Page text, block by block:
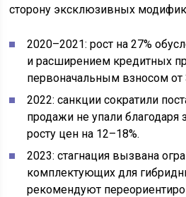
сторону эксклюзивных
2020–2021: рост на 27%
и расширением кредитных
первоначальным взносом от
2022: санкции сократили
продажи не упали благодаря
росту цен на 12–18%.
2023: стагнация вызвана
комплектующих для
рекомендуют